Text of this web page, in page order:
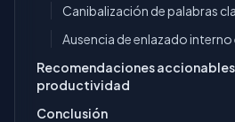
Canibalización de palabras
Ausencia de enlazado
Recomendaciones
productividad
Conclusión